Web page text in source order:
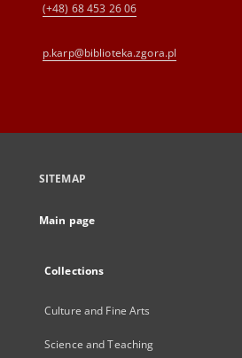
(+48) 68 453 26 06
p.karp@biblioteka.zgora.pl
SITEMAP
Main page
Collections
Culture and Fine Arts
Science and Teaching